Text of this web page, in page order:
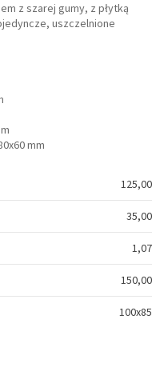
z szarej gumy, z płytką
uszczelnione
mm
125,00
35,00
1,07
150,00
100x85